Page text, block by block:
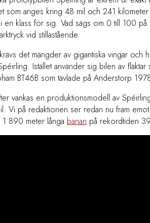
som anges kring 48 mil och 241
i en klass för sig. Vad sägs om 0 till 100
vid stillastående.
det mängder av gigantiska vingar
Istället använder sig bilen av
BT46B som tävlade på Anderstorp
vankas en produktionsmodell av
Vi på redaktionen ser redan nu fram
890 meter långa banan på rekordtiden